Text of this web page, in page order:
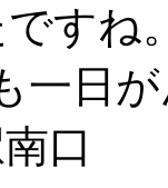
すね
一日
口